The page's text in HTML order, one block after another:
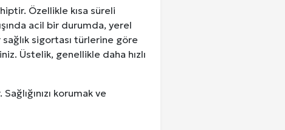
Özellikle kısa süreli
acil bir durumda, yerel
sigortası türlerine göre
Üstelik, genellikle daha hızlı
korumak ve